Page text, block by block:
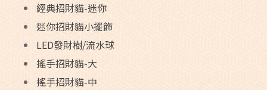
經典招財貓-迷你
迷你招財貓小擺飾
LED發財樹/流水球
搖手招財貓-大
搖手招財貓-中